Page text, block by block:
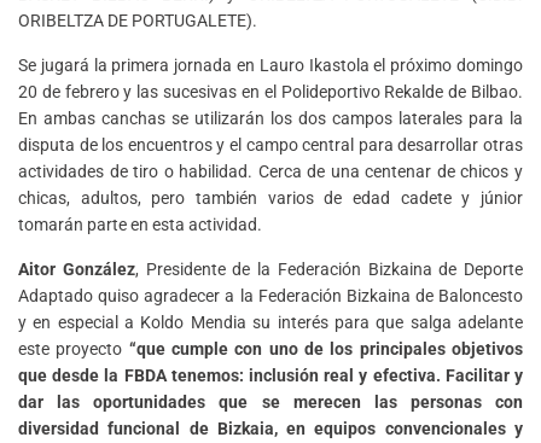
ORIBELTZA DE PORTUGALETE).
Se jugará la primera jornada en Lauro Ikastola el próximo domingo
20 de febrero y las sucesivas en el Polideportivo Rekalde de Bilbao.
En ambas canchas se utilizarán los dos campos laterales para la
disputa de los encuentros y el campo central para desarrollar otras
actividades de tiro o habilidad. Cerca de una centenar de chicos y
chicas, adultos, pero también varios de edad cadete y júnior
tomarán parte en esta actividad.
Aitor González, Presidente de la Federación Bizkaina de Deporte
Adaptado quiso agradecer a la Federación Bizkaina de Baloncesto
y en especial a Koldo Mendia su interés para que salga adelante
este proyecto “que cumple con uno de los principales objetivos
que desde la FBDA tenemos: inclusión real y efectiva. Facilitar y
dar las oportunidades que se merecen las personas con
diversidad funcional de Bizkaia, en equipos convencionales y